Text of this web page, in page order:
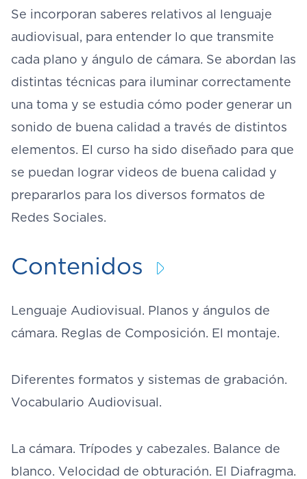
Se incorporan saberes relativos al lenguaje
audiovisual, para entender lo que transmite
cada plano y ángulo de cámara. Se abordan las
distintas técnicas para iluminar correctamente
una toma y se estudia cómo poder generar un
sonido de buena calidad a través de distintos
elementos. El curso ha sido diseñado para que
se puedan lograr videos de buena calidad y
prepararlos para los diversos formatos de
Redes Sociales.
Contenidos
Lenguaje Audiovisual. Planos y ángulos de
cámara. Reglas de Composición. El montaje.
Diferentes formatos y sistemas de grabación.
Vocabulario Audiovisual.
La cámara. Trípodes y cabezales. Balance de
blanco. Velocidad de obturación. El Diafragma.